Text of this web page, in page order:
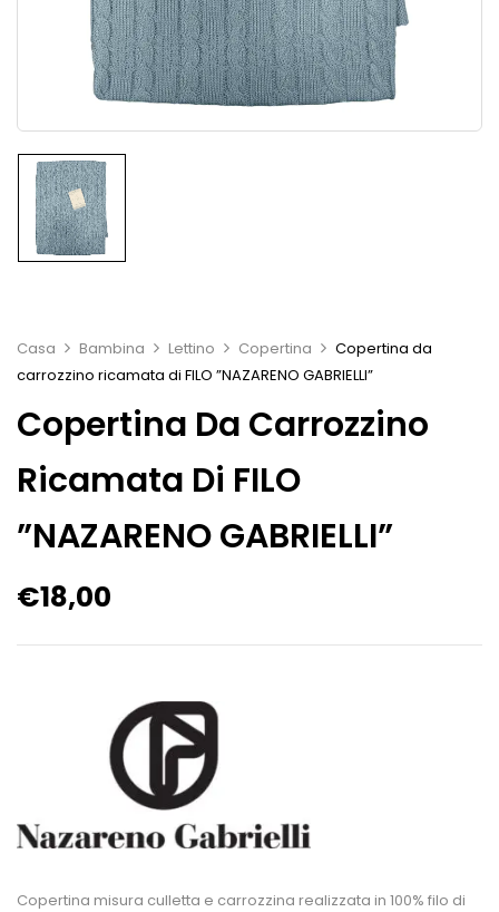
Casa Bambina Lettino Copertina
Copertina da
carrozzino ricamata di FILO ”NAZARENO GABRIELLI”
Copertina Da Carrozzino
Ricamata Di FILO
”NAZARENO GABRIELLI”
€18,00
Copertina misura culletta e carrozzina realizzata in 100% filo di